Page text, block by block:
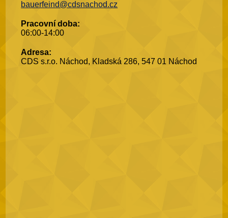
bauerfeind@cdsnachod.cz
Pracovní doba:
06:00-14:00
Adresa:
CDS s.r.o. Náchod, Kladská 286, 547 01 Náchod